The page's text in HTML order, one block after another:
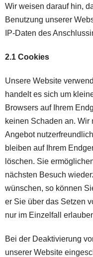
Wir weisen darauf hin,
Benutzung unserer
IP-Daten des
2.1 Cookies
Unsere Website
handelt es sich um
Browsers auf Ihrem
keinen Schaden an.
Angebot
bleiben auf Ihrem
löschen. Sie
nächsten Besuch
wünschen, so können
er Sie über das Setzen
nur im Einzelfall
Bei der Deaktivierung
unserer Website